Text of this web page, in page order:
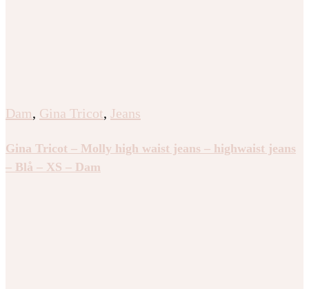
Dam, Gina Tricot, Jeans
Gina Tricot – Molly high waist jeans – highwaist jeans
– Blå – XS – Dam